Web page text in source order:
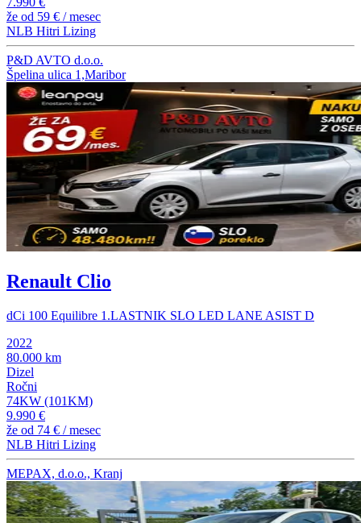
že od 59 € / mesec
NLB Hitri Lizing
P&D AVTO d.o.o.
Špelina ulica 1,Maribor
Renault Clio
dCi 100 Equilibre 1.LASTNIK SLO LED LANE ASIST D
2022
80.000 km
Dizel
Ročni
74KW (101KM)
9.990 €
že od 74 € / mesec
NLB Hitri Lizing
MEPAX, d.o.o., Kranj